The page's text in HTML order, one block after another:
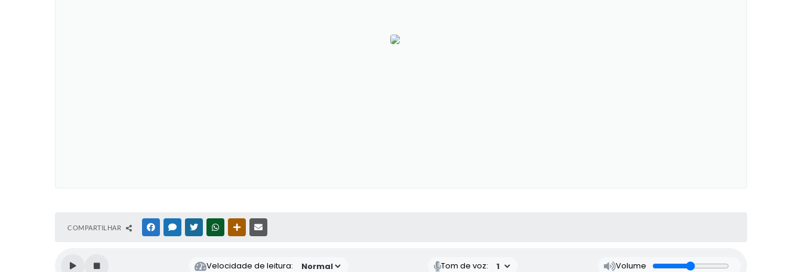
COMPARTILHAR FACEBOOKMESSENGER
TWITTERWHATSAPPOUTRAS MÍDIAS
Velocidade de leitura: Tom de voz: Volume